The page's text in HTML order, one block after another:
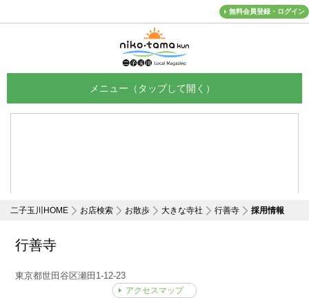
無料会員登録・ログイン
二子玉川HOME お店検索 お散歩 大きな寺社 行善寺 採用情報
行善寺
東京都世田谷区瀬田1-12-23
アクセスマップ
メニュー